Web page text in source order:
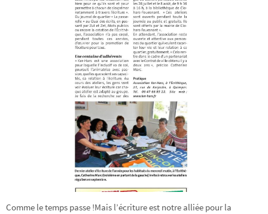
Comme le temps passe !Mais l’écriture est notre alliée pour la